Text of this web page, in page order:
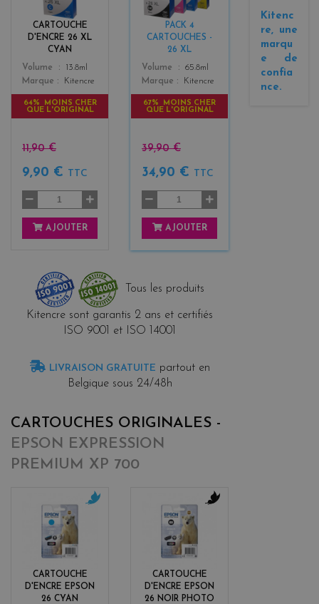
CARTOUCHE
D'ENCRE 26 XL
CYAN
Color
Volume
13.8ml
Marque
Kitencre
64% MOINS CHER
QUE L'ORIGINAL
11,90 €
9,90 € TTC
AJOUTER
PACK 4
CARTOUCHES -
26 XL
Color
c
+
Volume
65.8ml
Marque
Kitencre
67% MOINS CHER
QUE L'ORIGINAL
39,90 €
34,90 € TTC
AJOUTER
Tous les produits
Kitencre sont garantis 2 ans et certifiés
ISO 9001 et ISO 14001
LIVRAISON GRATUITE partout en
Belgique sous 24/48h
CARTOUCHES ORIGINALES -
EPSON EXPRESSION
PREMIUM XP 700
CARTOUCHE
D'ENCRE EPSON
26 CYAN
CARTOUCHE
D'ENCRE EPSON
26 NOIR PHOTO
k
Kitenc
re, une
marqu
e de
confia
nce.